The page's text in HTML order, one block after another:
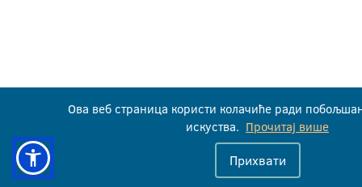
Ова веб страница користи колачиће ради
искуства. Прочитај више
Прихвати